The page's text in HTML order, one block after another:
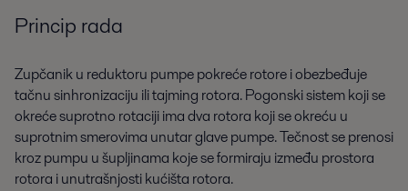
Princip rada
Zupčanik u reduktoru pumpe pokreće rotore i obezbeđuje
tačnu sinhronizaciju ili tajming rotora. Pogonski sistem koji se
okreće suprotno rotaciji ima dva rotora koji se okreću u
suprotnim smerovima unutar glave pumpe. Tečnost se prenosi
kroz pumpu u šupljinama koje se formiraju između prostora
rotora i unutrašnjosti kućišta rotora.